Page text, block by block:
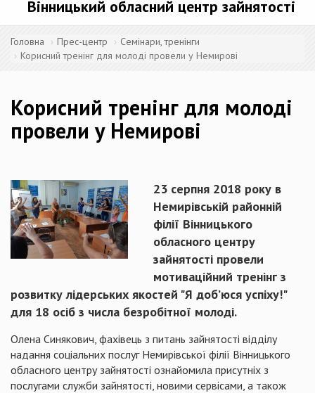
Вінницький обласний центр зайнятості
Головна Прес-центр
Семінари, тренінги
Корисний тренінг для молоді провели у Немирові
Корисний тренінг для молоді
провели у Немирові
23 серпня 2018 року в
Немирівській районній
філії Вінницького
обласного центру
зайнятості провели
мотиваційний тренінг з
розвитку лідерських якостей "Я доб’юся успіху!"
для 18 осіб з числа безробітної молоді.
Олена Синякович, фахівець з питань зайнятості відділу
надання соціальних послуг Немирівської філії Вінницького
обласного центру зайнятості ознайомила присутніх з
послугами служби зайнятості, новими сервісами, а також